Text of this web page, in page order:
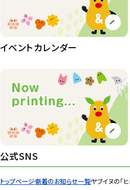
トップページ新着のお知らせ一覧ヤブイヌの「
イベントカレンダー
公式SNS